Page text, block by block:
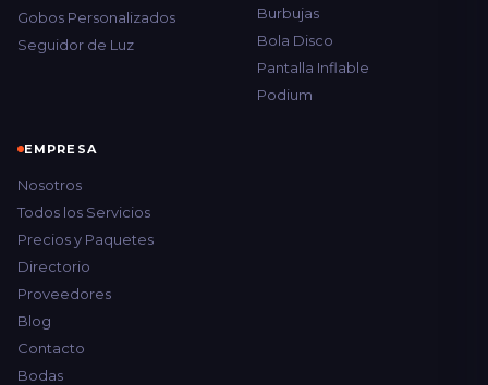
Gobos Personalizados
Seguidor de Luz
Burbujas
Bola Disco
Pantalla Inflable
Podium
EMPRESA
Nosotros
Todos los Servicios
Precios y Paquetes
Directorio
Proveedores
Blog
Contacto
Bodas